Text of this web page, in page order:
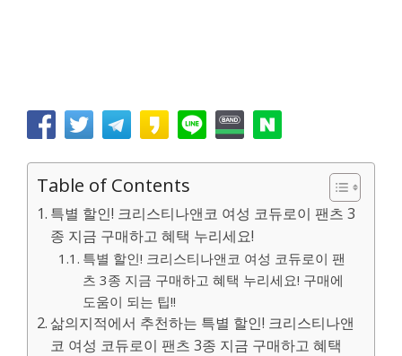
Table of Contents
특별 할인! 크리스티나앤코 여성 코듀로이 팬츠 3
종 지금 구매하고 혜택 누리세요!
특별 할인! 크리스티나앤코 여성 코듀로이 팬
츠 3종 지금 구매하고 혜택 누리세요! 구매에
도움이 되는 팁!!
삶의지적에서 추천하는 특별 할인! 크리스티나앤
코 여성 코듀로이 팬츠 3종 지금 구매하고 혜택